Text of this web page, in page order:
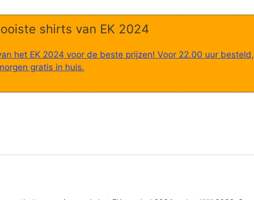
shirts van EK 2024
het EK 2024 voor de beste prijzen! Voor 22.00 uur besteld,
gratis in huis.